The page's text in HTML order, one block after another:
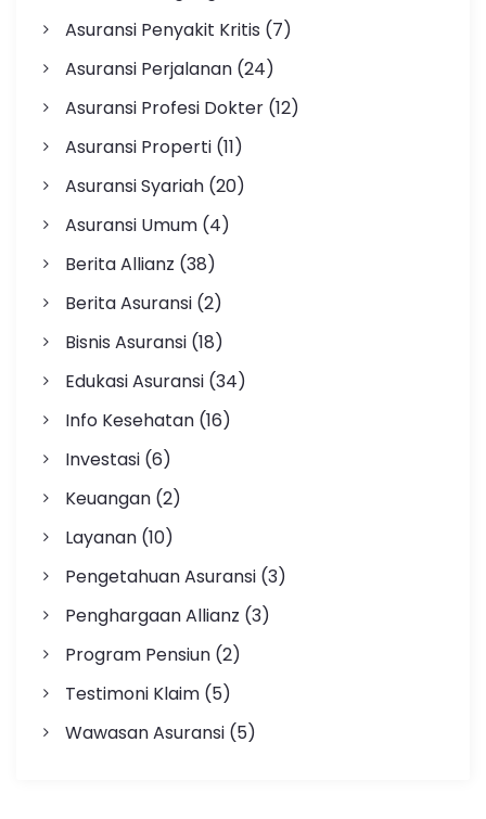
Asuransi Penyakit Kritis (7)
Asuransi Perjalanan(24)
Asuransi Profesi Dokter(12)
Asuransi Properti(11)
Asuransi Syariah(20)
Asuransi Umum(4)
Berita Allianz (38)
Berita Asuransi(2)
Bisnis Asuransi(18)
Edukasi Asuransi(34)
Info Kesehatan(16)
Investasi(6)
Keuangan(2)
Layanan(10)
Pengetahuan Asuransi(3)
Penghargaan Allianz (3)
Program Pensiun(2)
Testimoni Klaim(5)
Wawasan Asuransi(5)